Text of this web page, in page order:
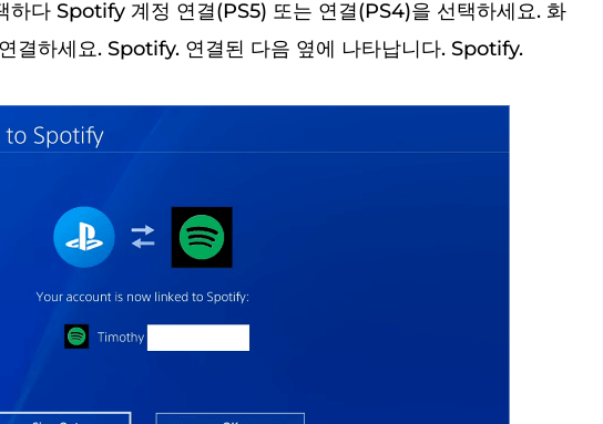
하다 Spotify 계정 연결(PS5) 또는 연결(PS4)을 선택하세요. 화
결하세요. Spotify. 연결된 다음 옆에 나타납니다. Spotify.